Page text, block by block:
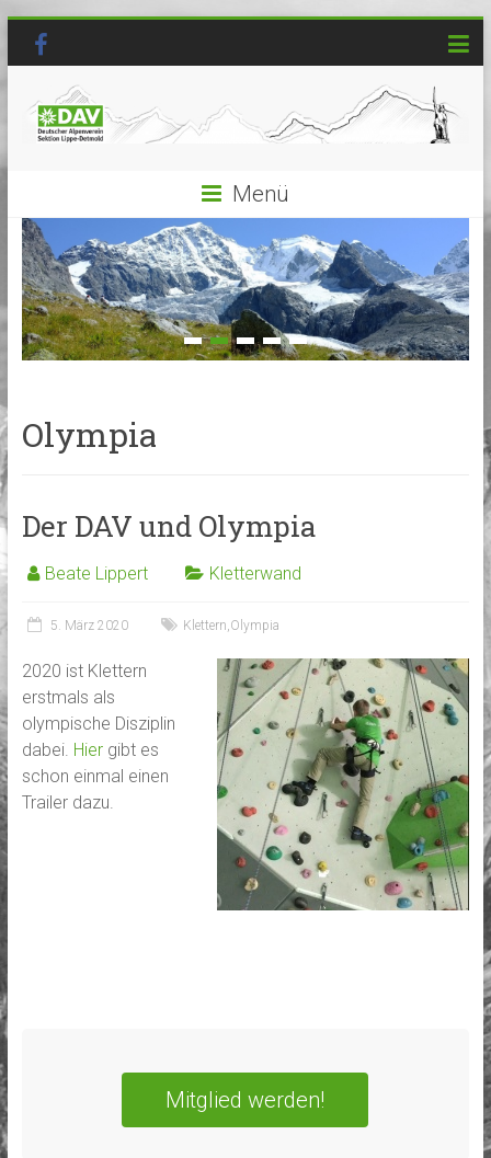
Menü
Olympia
Der DAV und Olympia
Beate Lippert Kletterwand
5. März 2020 Klettern Olympia
2020 ist Klettern
erstmals als
olympische Disziplin
dabei. Hiergibt es
schon einmal einen
Trailer dazu.
Mitglied werden!